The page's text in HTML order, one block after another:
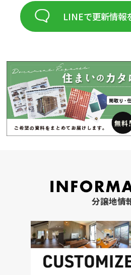
LINEで更新情報
分譲地情